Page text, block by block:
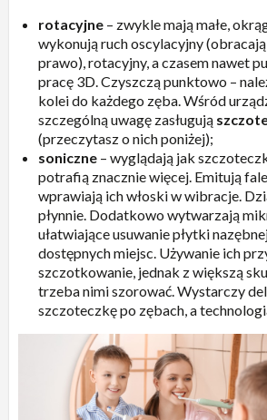
rotacyjne – zwykle mają małe,
wykonują ruch oscylacyjny
prawo), rotacyjny, a czasem nawet
pracę 3D. Czyszczą punktowo –
kolei do każdego zęba. Wśród
szczególną uwagę zasługują
(przeczytasz o nich poniżej);
soniczne – wyglądają jak
potrafią znacznie więcej. Emitują
wprawiają ich włoski w wibracje.
płynnie. Dodatkowo wytwarzają
ułatwiające usuwanie płytki
dostępnych miejsc. Używanie ich
szczotkowanie, jednak z większą
trzeba nimi szorować. Wystarczy
szczoteczkę po zębach, a